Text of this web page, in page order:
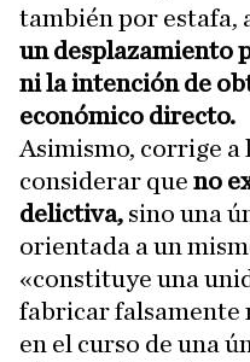
también por estafa,
un desplazamiento
ni la intención de
económico directo.
Asimismo, corrige a
considerar que no
delictiva, sino una
orientada a un
«constituye una
fabricar falsamente
en el curso de una